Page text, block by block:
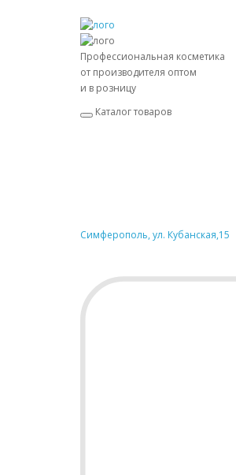
Профессиональная косметика
от производителя оптом
и в розницу
Каталог товаров
Симферополь, ул. Кубанская,15